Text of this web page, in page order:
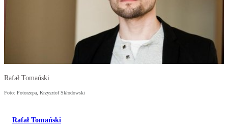
Rafał Tomański
Foto: Fotorzepa, Krzysztof Skłodowski
Rafał Tomański